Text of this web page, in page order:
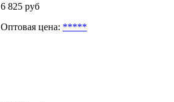
6 825 руб
Оптовая цена: *****